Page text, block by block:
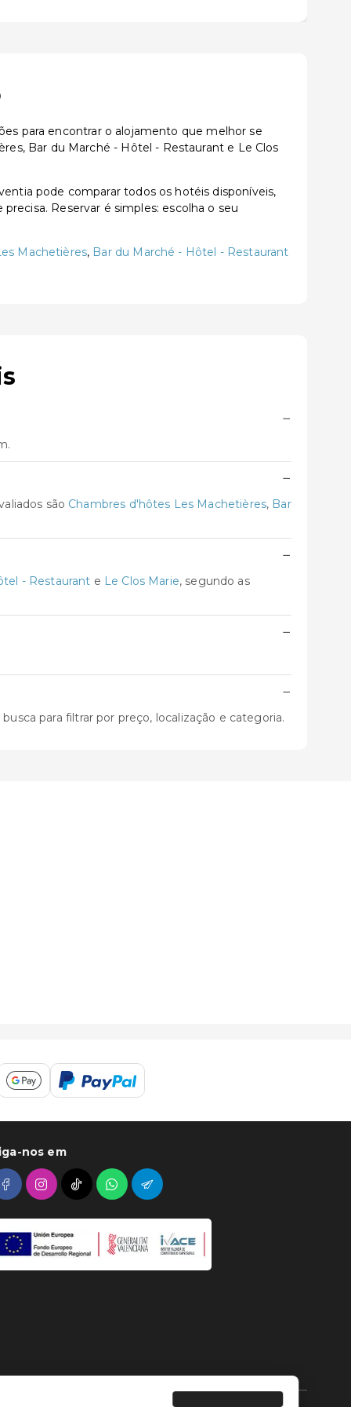
para encontrar o alojamento que melhor se
Bar du Marché - Hôtel - Restaurant e Le Clos
pode comparar todos os hotéis disponíveis,
Reservar é simples: escolha o seu
Machetières, Bar du Marché - Hôtel - Restaurant
−
−
são Chambres d'hôtes Les Machetières, Bar
−
- Restaurant e Le Clos Marie, segundo as
−
−
para filtrar por preço, localização e categoria.
nos em